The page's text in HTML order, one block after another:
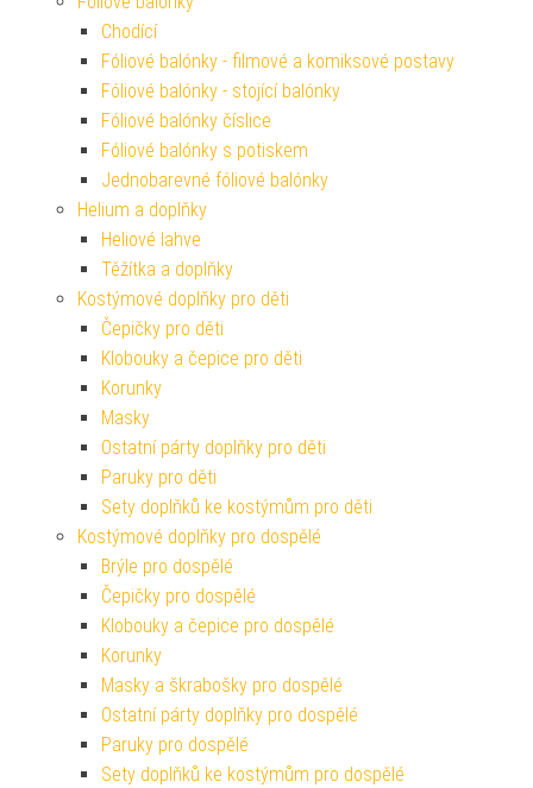
Chodící
Fóliové balónky - filmové a komiksové postavy
Fóliové balónky - stojící balónky
Fóliové balónky číslice
Fóliové balónky s potiskem
Jednobarevné fóliové balónky
Helium a doplňky
Heliové lahve
Těžítka a doplňky
Kostýmové doplňky pro děti
Čepičky pro děti
Klobouky a čepice pro děti
Korunky
Masky
Ostatní párty doplňky pro děti
Paruky pro děti
Sety doplňků ke kostýmům pro děti
Kostýmové doplňky pro dospělé
Brýle pro dospělé
Čepičky pro dospělé
Klobouky a čepice pro dospělé
Korunky
Masky a škrabošky pro dospělé
Ostatní párty doplňky pro dospělé
Paruky pro dospělé
Sety doplňků ke kostýmům pro dospělé